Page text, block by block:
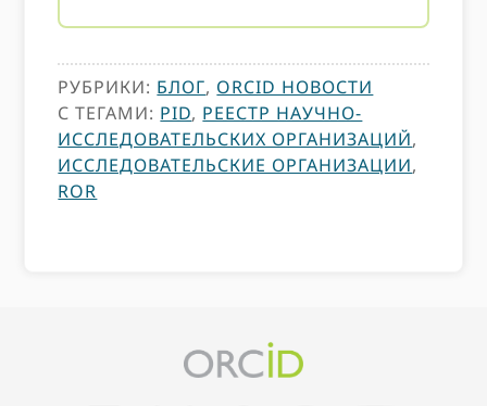
РУБРИКИ: БЛОГ, ORCID НОВОСТИ
С ТЕГАМИ: PID, РЕЕСТР НАУЧНО-
ИССЛЕДОВАТЕЛЬСКИХ ОРГАНИЗАЦИЙ,
ИССЛЕДОВАТЕЛЬСКИЕ ОРГАНИЗАЦИИ,
ROR